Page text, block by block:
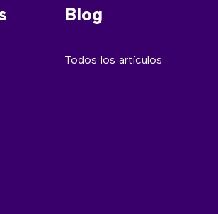
Blog
Todos los artículos